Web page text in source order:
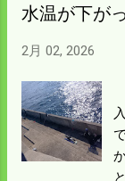
水温が下が
2月 02, 2026